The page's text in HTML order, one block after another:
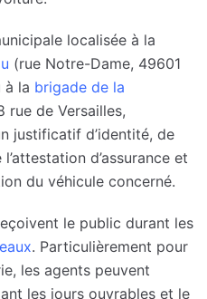
localisée à la
(rue Notre-Dame, 49601
à la brigade de la
rue de Versailles,
justificatif d’identité, de
d’assurance et
du véhicule concerné.
le public durant les
. Particulièrement pour
les agents peuvent
les jours ouvrables et le